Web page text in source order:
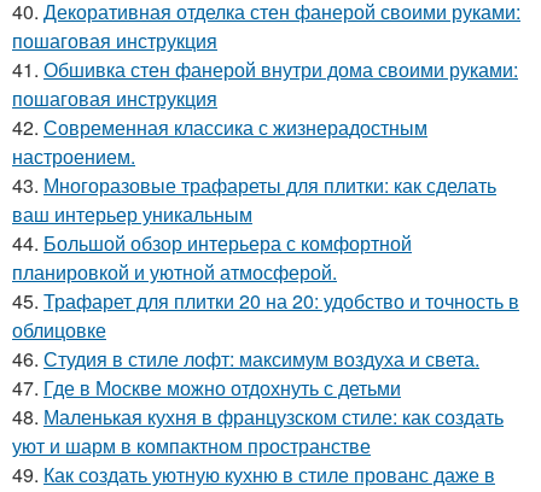
40. Декоративная отделка стен фанерой своими руками:
пошаговая инструкция
41. Обшивка стен фанерой внутри дома своими руками:
пошаговая инструкция
42. Современная классика с жизнерадостным
настроением.
43. Многоразовые трафареты для плитки: как сделать
ваш интерьер уникальным
44. Большой обзор интерьера с комфортной
планировкой и уютной атмосферой.
45. Трафарет для плитки 20 на 20: удобство и точность в
облицовке
46. Студия в стиле лофт: максимум воздуха и света.
47. Где в Москве можно отдохнуть с детьми
48. Маленькая кухня в французском стиле: как создать
уют и шарм в компактном пространстве
49. Как создать уютную кухню в стиле прованс даже в